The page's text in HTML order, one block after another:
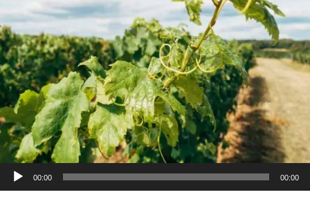
Lecteur
audio
00:00 00:00